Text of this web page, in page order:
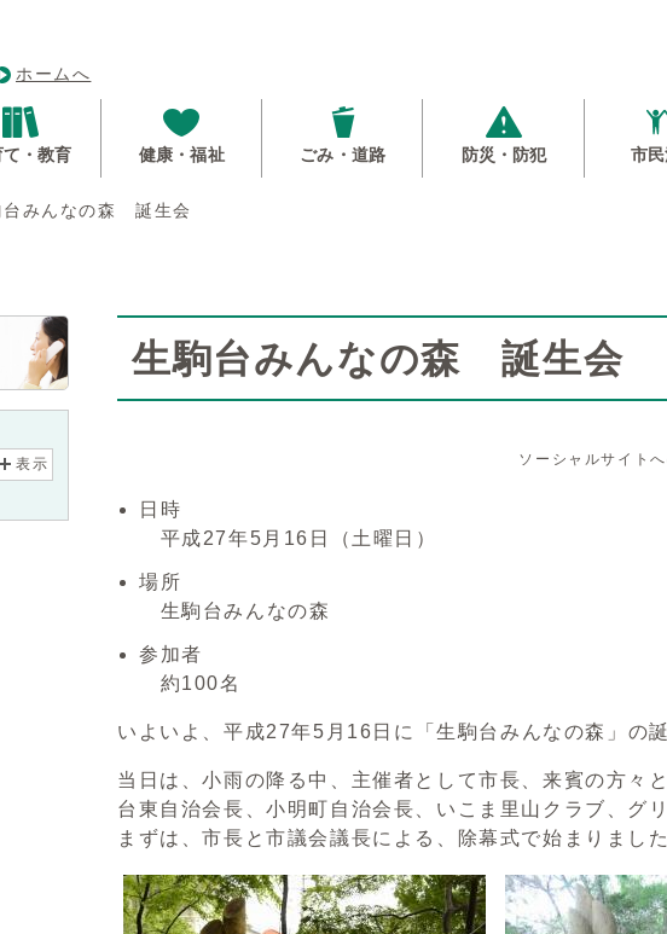
ホームへ
て・教育 健康・福祉 ごみ・道路 防災・防犯 市
台みんなの森 誕生会
生駒台みんなの森 誕生会
ソーシャルサイト
日時
平成27年5月16日（土曜日）
場所
生駒台みんなの森
参加者
約100名
いよいよ、平成27年5月16日に「生駒台みんなの森」の
当日は、小雨の降る中、主催者として市長、来賓の方々
台東自治会長、小明町自治会長、いこま里山クラブ、グ
まずは、市長と市議会議長による、除幕式で始まりました
表示